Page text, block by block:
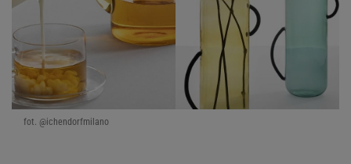
fot. @ichendorfmilano